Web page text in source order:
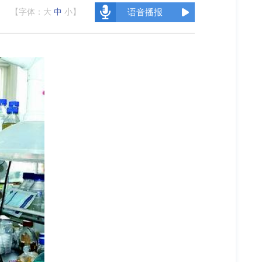
【字体： 大 中 小 】 语音播报